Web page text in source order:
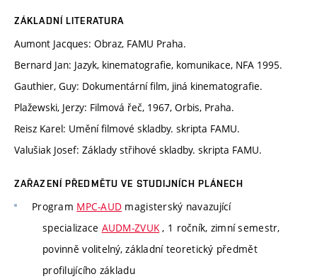
ZÁKLADNÍ LITERATURA
Aumont Jacques: Obraz, FAMU Praha.
Bernard Jan: Jazyk, kinematografie, komunikace, NFA 1995.
Gauthier, Guy: Dokumentární film, jiná kinematografie.
Plažewski, Jerzy: Filmová řeč, 1967, Orbis, Praha.
Reisz Karel: Umění filmové skladby. skripta FAMU.
Valušiak Josef: Základy střihové skladby. skripta FAMU.
ZAŘAZENÍ PŘEDMĚTU VE STUDIJNÍCH PLÁNECH
Program MPC-AUD magisterský navazující
specializace AUDM-ZVUK, 1 ročník, zimní semestr,
povinně volitelný, základní teoretický předmět
profilujícího základu